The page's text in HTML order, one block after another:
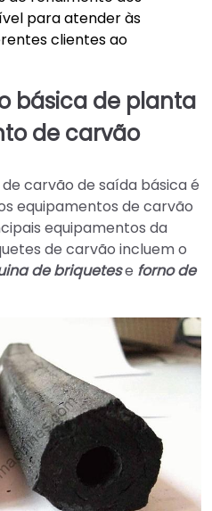
para atender às
clientes ao
básica de planta
de carvão
carvão de saída básica é
equipamentos de carvão
equipamentos da
de carvão incluem o
de briquetese forno de